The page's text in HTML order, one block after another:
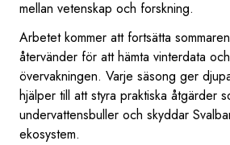
mellan vetenskap och forskning.
Arbetet kommer att fortsätta
återvänder för att hämta vinterdata
övervakningen. Varje säsong ger
hjälper till att styra praktiska åtgärder
undervattensbuller och skyddar
ekosystem.